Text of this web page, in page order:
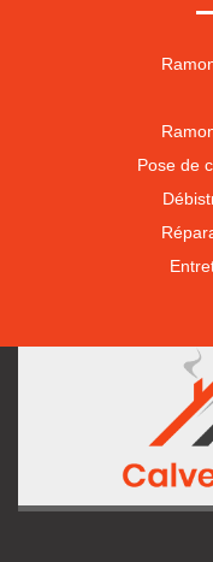
Pose de